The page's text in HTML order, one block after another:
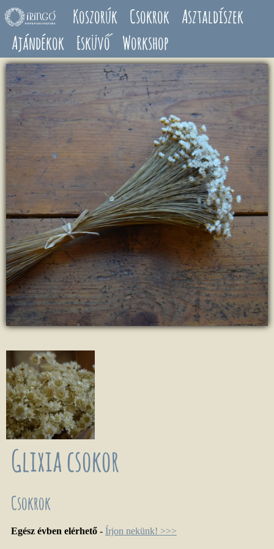
Ugrás a tartalomra Koszorúk Csokrok Asztaldíszek
Ajándékok Esküvő Workshop
Glixia csokor
Csokrok
Egész évben elérhető - Írjon nekünk! >>>